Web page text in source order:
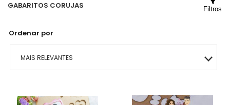
GABARITOS CORUJAS
Ordenar por
MAIS RELEVANTES
Filtros